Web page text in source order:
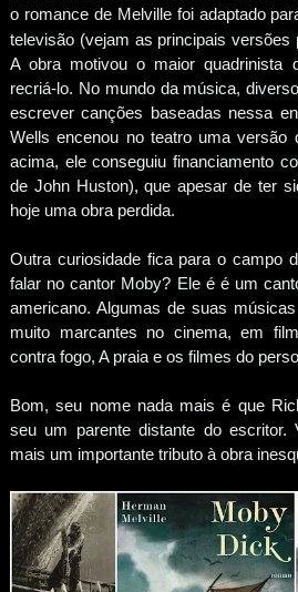
o romance de Melville foi adaptado
televisão (vejam as principais
A obra motivou o maior quadrinista
recriá-lo. No mundo da música,
escrever canções baseadas nessa
Wells encenou no teatro uma
acima, ele conseguiu financiamento
de John Huston), que apesar de ter
hoje uma obra perdida.
Outra curiosidade fica para o campo
falar no cantor Moby? Ele é é um
americano. Algumas de suas
muito marcantes no cinema, em
contra fogo, A praia e os filmes do
Bom, seu nome nada mais é que
seu um parente distante do escritor.
mais um importante tributo à obra